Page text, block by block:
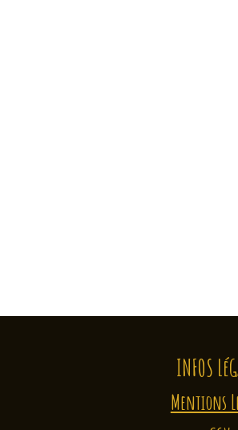
INFOS
Mentions